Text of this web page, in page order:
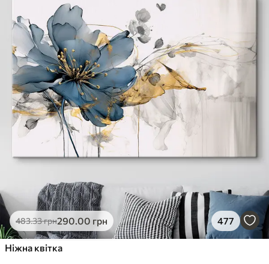
483.33грн290.00 грн 477
Ніжна квітка